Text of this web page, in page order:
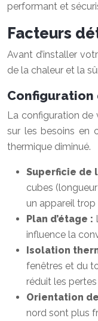
performant et
Facteurs
Avant d’installer
de la chaleur et la
Configuration
La configuration de
sur les besoins en
thermique diminué.
Superficie de
cubes
un appareil trop
Plan d’étage :
influence la
Isolation
fenêtres et du
réduit les
Orientation
nord sont plus